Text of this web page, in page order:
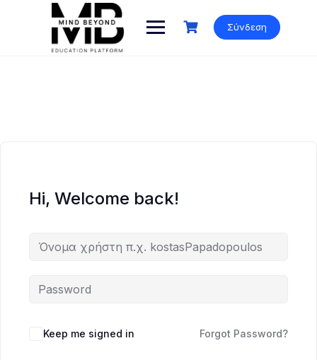
Σύνδεση
Hi, Welcome back!
Keep me signed in Forgot Password?